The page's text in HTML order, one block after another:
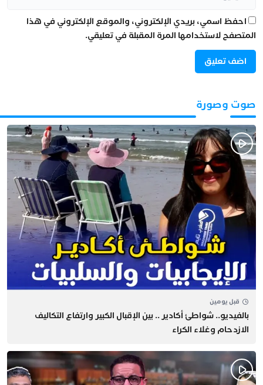
احفظ اسمي، بريدي الإلكتروني، والموقع الإلكتروني في هذا
المتصفح لاستخدامها المرة المقبلة في تعليقي.
صوت وصورة
قبل يومين
بالفيديو.. شواطئ أكادير .. بين الإقبال الكبير وارتفاع التكاليف
الازدحام وغلاء الكراء